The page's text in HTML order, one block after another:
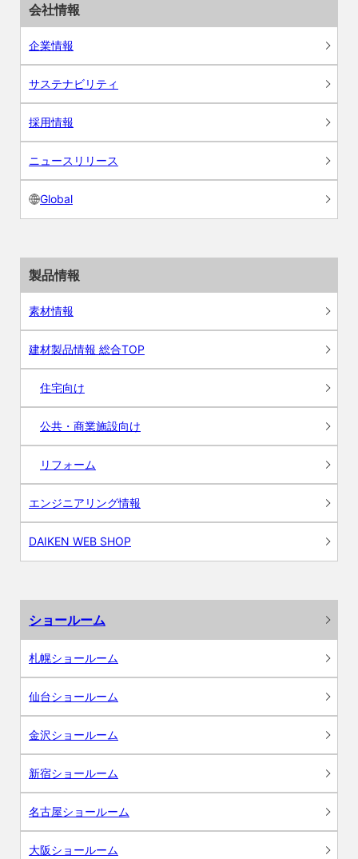
会社情報
企業情報
サステナビリティ
採用情報
ニュースリリース
Global
製品情報
素材情報
建材製品情報 総合TOP
住宅向け
公共・商業施設向け
リフォーム
エンジニアリング情報
DAIKEN WEB SHOP
ショールーム
札幌ショールーム
仙台ショールーム
金沢ショールーム
新宿ショールーム
名古屋ショールーム
大阪ショールーム